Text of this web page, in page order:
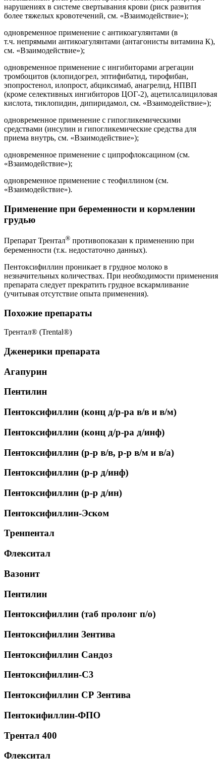
нарушениях в системе свертывания крови (риск развития
более тяжелых кровотечений, см. «Взаимодействие»);
одновременное применение с антикоагулянтами (в
т.ч. непрямыми антикоагулянтами (антагонисты витамина К),
см. «Взаимодействие»);
одновременное применение с ингибиторами агрегации
тромбоцитов (клопидогрел, эптифибатид, тирофибан,
эпопростенол, илопрост, абциксимаб, анагрелид, НПBП
(кроме селективных ингибиторов ЦОГ-2), ацетилсалициловая
кислота, тиклопидин, дипиридамол, см. «Взаимодействие»);
одновременное применение с гипогликемическими
средствами (инсулин и гипогликемические средства для
приема внутрь, см. «Взаимодействие»);
одновременное применение с ципрофлоксацином (см.
«Взаимодействие»);
одновременное применение с теофиллином (см.
«Взаимодействие»).
Применение при беременности и кормлении
грудью
Препарат Трентал® противопоказан к применению при
беременности (т.к. недостаточно данных).
Пентоксифиллин проникает в грудное молоко в
незначительных количествах. При необходимости применения
препарата следует прекратить грудное вскармливание
(учитывая отсутствие опыта применения).
Похожие препараты
Трентал® (Trental®)
Дженерики препарата
Агапурин
Пентилин
Пентоксифиллин (конц д/р-ра в/в и в/м)
Пентоксифиллин (конц д/р-ра д/инф)
Пентоксифиллин (р-р в/в, р-р в/м и в/а)
Пентоксифиллин (р-р д/инф)
Пентоксифиллин (р-р д/ин)
Пентоксифиллин-Эском
Тренпентал
Флекситал
Вазонит
Пентилин
Пентоксифиллин (таб пролонг п/о)
Пентоксифиллин Зентива
Пентоксифиллин Сандоз
Пентоксифиллин-С3
Пентоксифиллин СР Зентива
Пентокифиллин-ФПО
Трентал 400
Флекситал